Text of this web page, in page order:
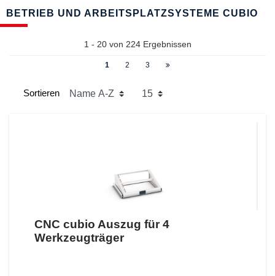
BETRIEB UND ARBEITSPLATZ­SYSTEME CUBIO
1 - 20 von 224Ergebnissen
1 2 3
Sortieren
CNC cubio Auszug für 4
Werkzeugträger